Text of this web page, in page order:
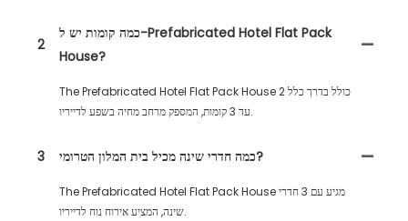
2
כמה קומות יש ל-Prefabricated Hotel Flat Pack
House?
The Prefabricated Hotel Flat Pack House כולל בדרך כלל 2
עד 3 קומות, המספק מרחב מחיה בשפע לדייריו.
3 כמה חדרי שינה מכיל בית המלון הטרומי?
The Prefabricated Hotel Flat Pack House מגיע עם 3 חדרי
שינה, המציע אירוח נוח לדייריו.